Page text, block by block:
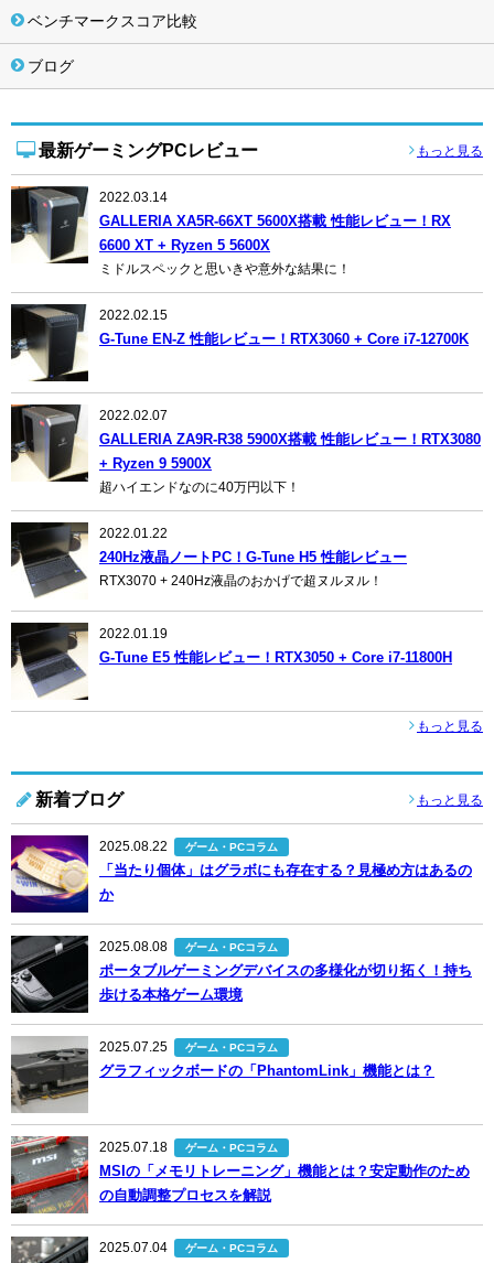
ベンチマークスコア比較
ブログ
最新ゲーミングPCレビュー もっと見る
2022.03.14
GALLERIA XA5R-66XT 5600X搭載 性能レビュー！RX
6600 XT + Ryzen 5 5600X
ミドルスペックと思いきや意外な結果に！
2022.02.15
G-Tune EN-Z 性能レビュー！RTX3060 + Core i7-12700K
2022.02.07
GALLERIA ZA9R-R38 5900X搭載 性能レビュー！RTX3080
+ Ryzen 9 5900X
超ハイエンドなのに40万円以下！
2022.01.22
240Hz液晶ノートPC！G-Tune H5 性能レビュー
RTX3070 + 240Hz液晶のおかげで超ヌルヌル！
2022.01.19
G-Tune E5 性能レビュー！RTX3050 + Core i7-11800H
もっと見る
新着ブログ もっと見る
2025.08.22 ゲーム・PCコラム
「当たり個体」はグラボにも存在する？見極め方はあるの
か
2025.08.08 ゲーム・PCコラム
ポータブルゲーミングデバイスの多様化が切り拓く！持ち
歩ける本格ゲーム環境
2025.07.25 ゲーム・PCコラム
グラフィックボードの「PhantomLink」機能とは？
2025.07.18 ゲーム・PCコラム
MSIの「メモリトレーニング」機能とは？安定動作のため
の自動調整プロセスを解説
2025.07.04 ゲーム・PCコラム